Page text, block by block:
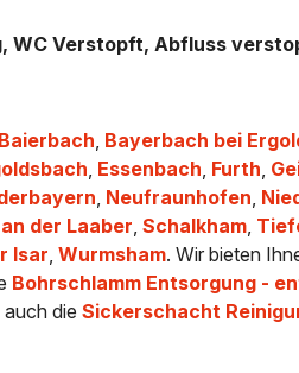
Verstopft, Abfluss
Baierbach, Bayerbach bei
, Essenbach, Furth,
, Neufraunhofen,
der Laaber,Schalkham,
Isar,Wurmsham. Wir bieten
Bohrschlamm Entsorgung -
auch dieSickerschacht